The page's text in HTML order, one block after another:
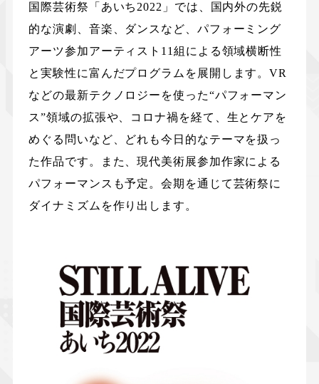
国際芸術祭「あいち2022」では、国内外の先鋭
的な演劇、音楽、ダンスなど、パフォーミング
アーツ参加アーティスト11組による領域横断性
と実験性に富んだプログラムを展開します。VR
などの最新テクノロジーを使った“パフォーマン
ス”領域の拡張や、コロナ禍を経て、生とケアを
めぐる問いなど、どれも今日的なテーマを扱っ
た作品です。また、現代美術展参加作家による
パフォーマンスも予定。会期を通じて芸術祭に
ダイナミズムを作り出します。